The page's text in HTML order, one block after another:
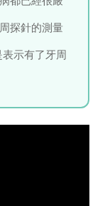
探針的測量
示有了牙周